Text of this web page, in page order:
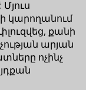
կարողանում
քանի
արյան
ոչինչ